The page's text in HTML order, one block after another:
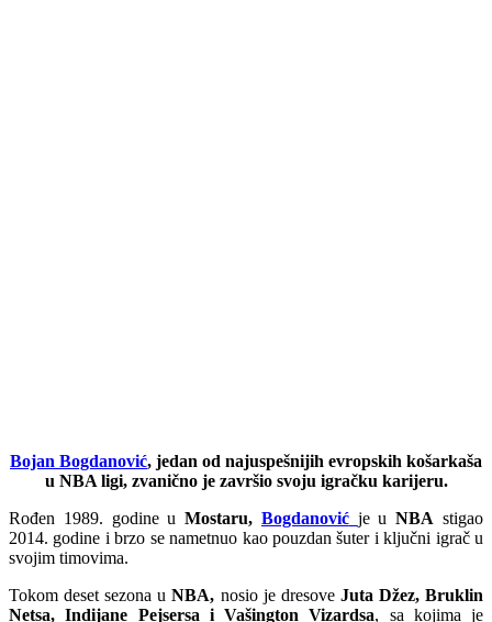
Bojan Bogdanović, jedan od najuspešnijih evropskih košarkaša
u NBA ligi, zvanično je završio svoju igračku karijeru.
Rođen 1989. godine uMostaru, Bogdanović je uNBA stigao
2014. godine i brzo se nametnuo kao pouzdan šuter i ključni igrač u
svojim timovima.
Tokom deset sezona uNBA, nosio je dresove Juta Džez, Bruklin
Netsa, Indijane Pejsersa i Vašington Vizardsa, sa kojima je